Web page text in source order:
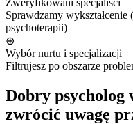
Sprawdzamy
psychoterapii)
⊕
Wybór nurtu i specjalizacji
Filtrujesz po obszarze
Dobry psycholog
zwrócić uwagę